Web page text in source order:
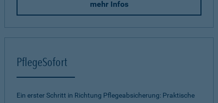
mehr Infos
PflegeSofort
Ein erster Schritt in Richtung Pflegeab­sicherung: Praktische